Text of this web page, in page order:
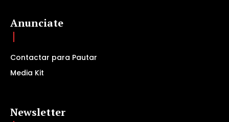
Anunciate
Contactar para Pautar
Media Kit
Newsletter